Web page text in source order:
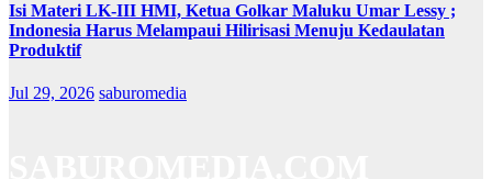
Isi Materi LK-III HMI, Ketua Golkar Maluku Umar Lessy ;
Indonesia Harus Melampaui Hilirisasi Menuju Kedaulatan
Produktif
Jul 29, 2026 saburomedia